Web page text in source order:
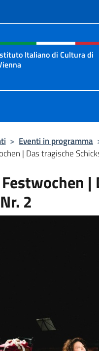
social
Italiano di Cultura di
> Eventi in programma
| Das tragische
|
2